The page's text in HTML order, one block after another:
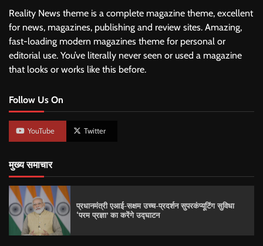
Reality News theme is a complete magazine theme, excellent
for news, magazines, publishing and review sites. Amazing,
fast-loading modern magazines theme for personal or
editorial use. You’ve literally never seen or used a magazine
that looks or works like this before.
Follow Us On
YouTube Twitter
मुख्य समाचार
प्रधानमंत्री एआई-सक्षम उच्च-प्रदर्शन सुपरकंप्यूटिंग सुविधा
‘परम प्रज्ञा’ का करेंगे उद्घाटन